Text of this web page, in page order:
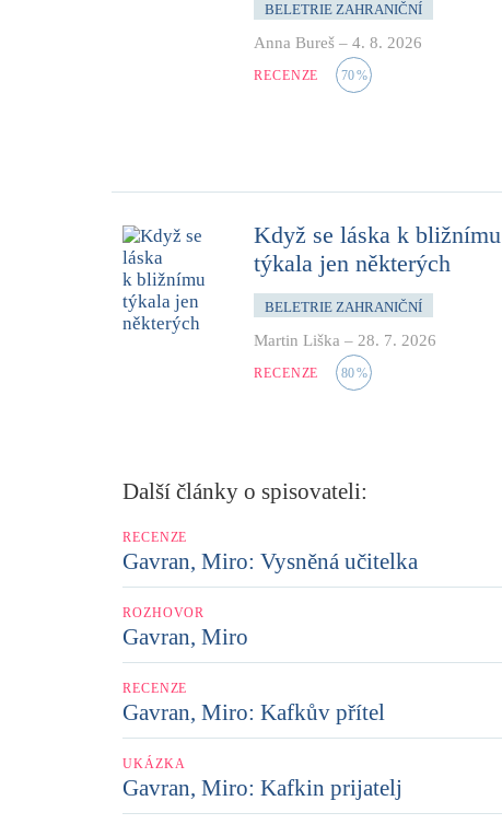
BELETRIE ZAHRANIČNÍ
Anna Bureš – 4. 8. 2026
RECENZE 70%
Když se láska k bližnímu
týkala jen některých
BELETRIE ZAHRANIČNÍ
Martin Liška – 28. 7. 2026
RECENZE 80%
Další články o spisovateli:
RECENZE
Gavran, Miro: Vysněná učitelka
ROZHOVOR
Gavran, Miro
RECENZE
Gavran, Miro: Kafkův přítel
UKÁZKA
Gavran, Miro: Kafkin prijatelj